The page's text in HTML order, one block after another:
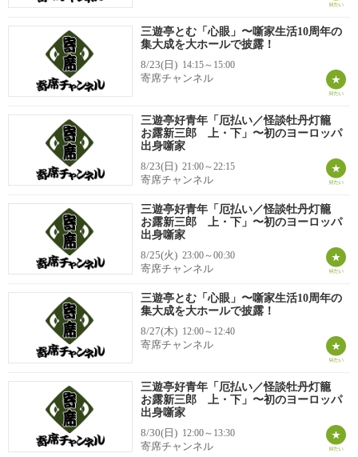
三遊亭とむ「心眼」〜噺家生活10周年の
集大成を大ホールで披露！
8/23(日) 14:15～15:00
寄席チャンネル
三遊亭好青年「厄払い／怪談牡丹灯籠
お露新三郎 上・下」〜初のヨーロッパ
出身噺家
8/23(日) 21:00～22:15
寄席チャンネル
三遊亭好青年「厄払い／怪談牡丹灯籠
お露新三郎 上・下」〜初のヨーロッパ
出身噺家
8/25(火) 23:00～00:30
寄席チャンネル
三遊亭とむ「心眼」〜噺家生活10周年の
集大成を大ホールで披露！
8/27(木) 12:00～12:40
寄席チャンネル
三遊亭好青年「厄払い／怪談牡丹灯籠
お露新三郎 上・下」〜初のヨーロッパ
出身噺家
8/30(日) 12:00～13:30
寄席チャンネル